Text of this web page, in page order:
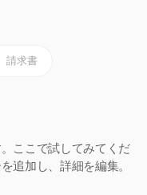
請求書
ここで試してみてくだ
追加し、詳細を編集。